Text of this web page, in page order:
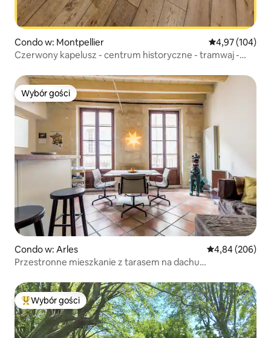
Condo w: Montpellier Średnia
4,97 (104)
Czerwony kapelusz - centrum historyczne - tramwaj -
Wybór gości
Wybór gości
Condo w: Arles Średnia
4,84 (206)
Przestronne mieszkanie z tarasem na dachu
Najpopularniejsze z kategorii Wybór gości
Wybór gości